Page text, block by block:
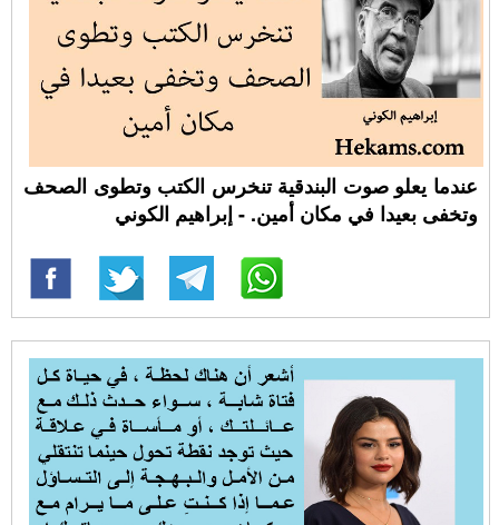
عندما يعلو صوت البندقية تنخرس الكتب وتطوى الصحف
وتخفى بعيدا في مكان أمين. - إبراهيم الكوني